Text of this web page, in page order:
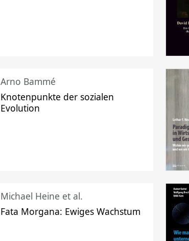
Arno Bammé
Knotenpunkte der sozialen
Evolution
Michael Heine et al.
Fata Morgana: Ewiges Wachstum